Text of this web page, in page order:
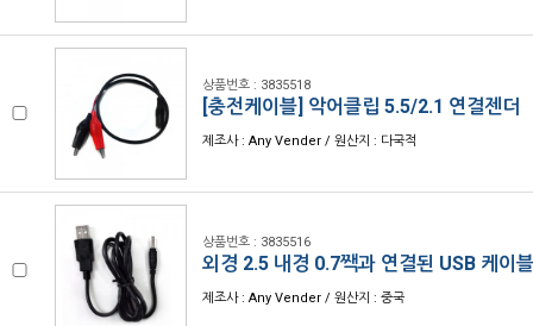
상품번호 : 3835518
[충전케이블] 악어클립 5.5/2.1 연결젠더
제조사 : Any Vender / 원산지 : 다국적
상품번호 : 3835516
외경 2.5 내경 0.7짹과 연결된 USB 케이블
제조사 : Any Vender / 원산지 : 중국